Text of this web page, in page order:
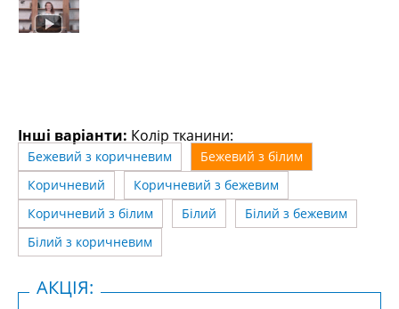
Інші варіанти: Колір тканини:
Бежевий з коричневим
Бежевий з білим
Коричневий
Коричневий з бежевим
Коричневий з білим
Білий
Білий з бежевим
Білий з коричневим
АКЦІЯ: